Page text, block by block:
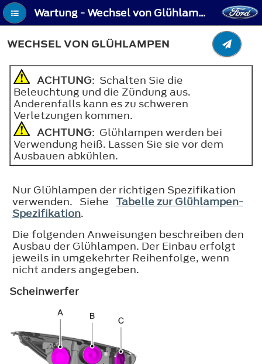
Wartung - Wechsel von Glühlampen
WECHSEL VON GLÜHLAMPEN
ACHTUNG: Schalten Sie die
Beleuchtung und die Zündung aus.
Anderenfalls kann es zu schweren
Verletzungen kommen.
ACHTUNG: Glühlampen werden bei
Verwendung heiß. Lassen Sie sie vor dem
Ausbauen abkühlen.
Nur Glühlampen der richtigen Spezifikation
verwenden. Siehe Tabelle zur Glühlampen-
Spezifikation.
Die folgenden Anweisungen beschreiben den
Ausbau der Glühlampen. Der Einbau erfolgt
jeweils in umgekehrter Reihenfolge, wenn
nicht anders angegeben.
Scheinwerfer